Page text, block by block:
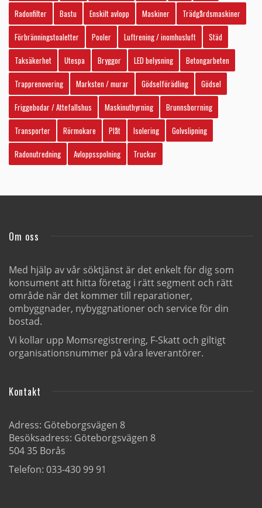
Radonfilter
Bastu Enskilt avlopp Maskiner
Trädgårdsmaskiner
Förbränningstoaletter
Pooler Luftrening / inomhusluft
Städ
Taksäkerhet
Utespa Bryggor LED belysning
Betongarbeten
Trapprenovering
Marksten / murar Gödselförädling
Gödsel
Friggebodar / Attefallshus
Maskinuthyrning
Brunnsborrning
Transporter
Rörmokare Plåt Isolering
Golvslipning
Radonutredning
Avloppsspolning Truckar
Om oss
Med hjälp av vår söktjänst är det enkelt för dig som
konsument att hitta företag i rätt segment och rätt
område när det kommer till reparationer,
ombyggnader, nybyggnationer och service för din
bostad.
Vi kollar upp Momsregistrering, F-Skatt och giltigt
organisationsnummer på våra leverantörer.
Kontakt
Adress: Göteborgsvägen 8
Besöksadress: Göteborgsvägen 8
504 35 Borås
Telefon: 033-430 99 91